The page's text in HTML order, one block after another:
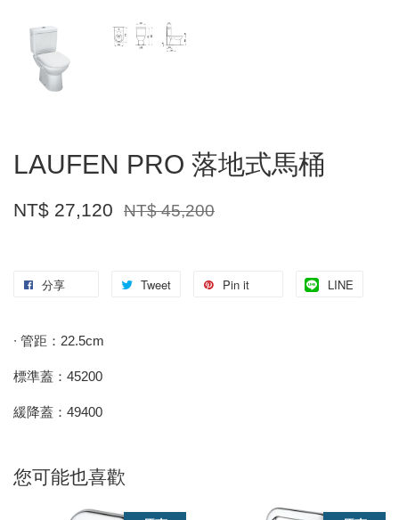
LAUFEN PRO 落地式馬桶
NT$ 27,120 NT$ 45,200
分享 Tweet Pin it LINE
∙ 管距：22.5cm
標準蓋：45200
緩降蓋：49400
您可能也喜歡